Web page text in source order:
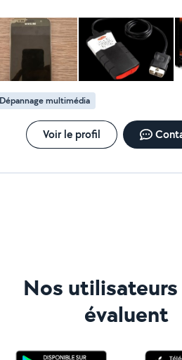
de courtoisie aux personnes
rendre service et rompre la
et bienveillant. À bientôt,
Dépannage multimédia
Voir le profil
Nos utilisateurs
évaluent